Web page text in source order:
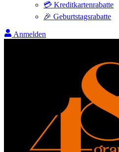
💳 Kreditkartenrabatte
🎉 Geburtstagsrabatte
Anmelden